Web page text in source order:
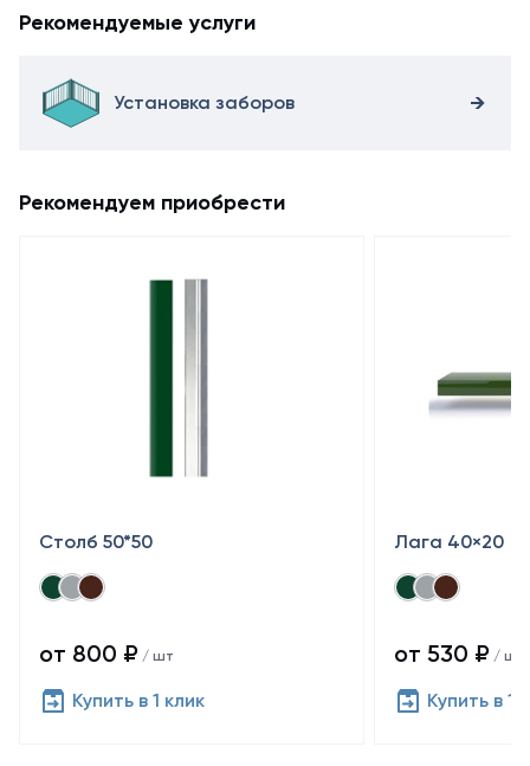
Рекомендуемые услуги
Установка заборов
Рекомендуем приобрести
Столб 50*50
от 800 ₽ / шт
Купить в 1 клик
Лага 40×20
от 530 ₽ / шт
Купить в 1